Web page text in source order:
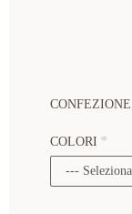
CONFEZIONE
COLORI